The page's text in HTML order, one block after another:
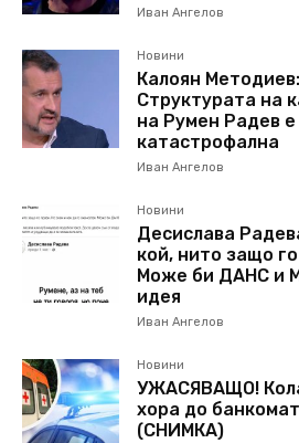
Иван Ангелов
Новини
Калоян Методиев:
Структурата на
на Румен Радев е
катастрофална
Иван Ангелов
Новини
Десислава
кой, нито защо
Може би ДАНС и
идея
Иван Ангелов
Новини
УЖАСЯВАЩО!
хора до
(СНИМКА)